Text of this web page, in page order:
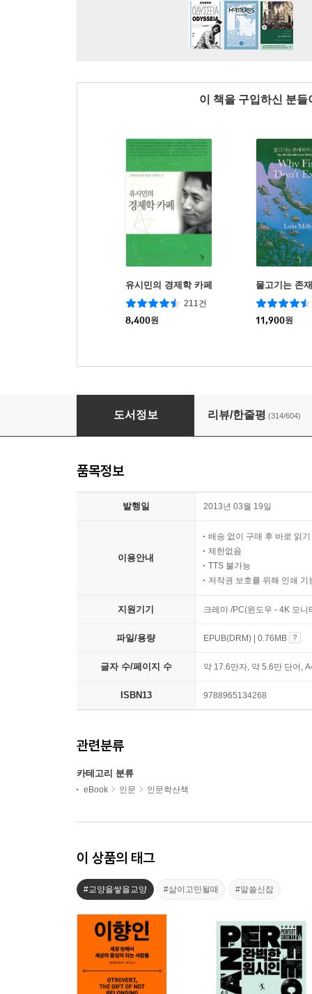
이 책을 구입하신 분
유시민의 경제학 카페
211건
8,400원
물고기는 존
11,900원
어떻게 살 것인가
도서정보 리뷰/한줄평 (314/604)
품목정보
발행일 2013년 03월 19일
이용안내
배송 없이 구매 후 바로 읽기
제한없음
TTS 불가능
저작권 보호를 위해 인쇄 기
지원기기 크레마 /PC(윈도우 - 4K 모
파일/용량 EPUB(DRM) | 0.76MB
글자 수/페이지 수 약 17.6만자, 약 5.6만 단어,
ISBN13 9788965134268
관련분류
카테고리 분류
eBook 인문 인문학산책
이 상품의 태그
#교양을쌓을교양 #삶이고민될때 #알쓸신잡